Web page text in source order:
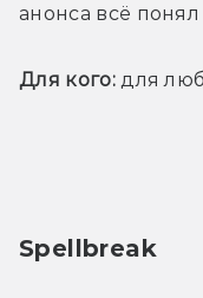
анонса всё
Для кого: для
Spellbreak